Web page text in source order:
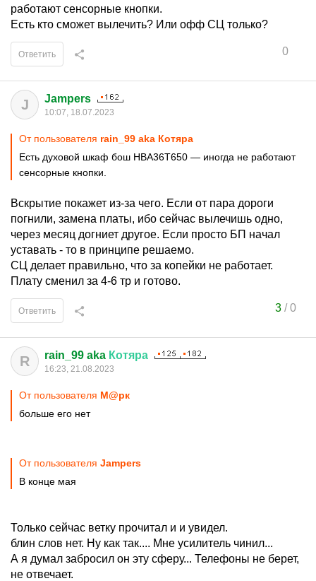
работают сенсорные кнопки.
Есть кто сможет вылечить? Или офф СЦ только?
0
Ответить
J Jampers
10:07, 18.07.2023
От пользователя rain_99 aka Котяра
Есть духовой шкаф бош HBA36T650 — иногда не работают
сенсорные кнопки.
Вскрытие покажет из-за чего. Если от пара дороги
погнили, замена платы, ибо сейчас вылечишь одно,
через месяц догниет другое. Если просто БП начал
уставать - то в принципе решаемо.
СЦ делает правильно, что за копейки не работает.
Плату сменил за 4-6 тр и готово.
3/0
Ответить
R rain_99 aka Котяра
16:23, 21.08.2023
От пользователя М@рк
больше его нет
От пользователя Jampers
В конце мая
Только сейчас ветку прочитал и и увидел.
блин слов нет. Ну как так.... Мне усилитель чинил...
А я думал забросил он эту сферу... Телефоны не берет,
не отвечает.